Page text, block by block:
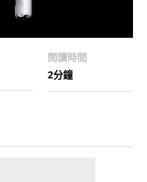
閱讀時間
2分鐘